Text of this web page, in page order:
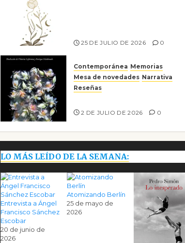
25 DE JULIO DE 2026 0
Contemporánea Memorias
Mesa de novedades Narrativa
Reseñas
2 DE JULIO DE 2026 0
LO MÁS LEÍDO DE LA SEMANA:
Entrevista a Ángel
Francisco Sánchez
Escobar
20 de junio de
2026
Atomizando Berlín
25 de mayo de
2026